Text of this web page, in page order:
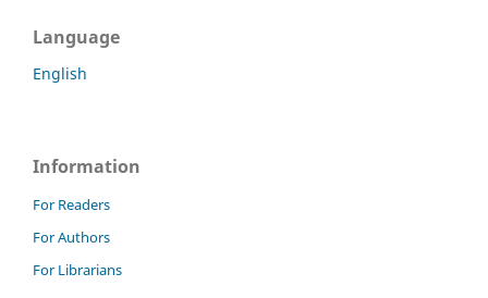
Language
English
Information
For Readers
For Authors
For Librarians